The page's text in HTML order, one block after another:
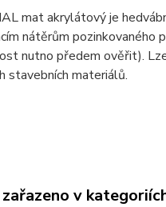
mat akrylátový je
nátěrům pozinkovaného
nutno předem ověřit).
stavebních materiálů.
v